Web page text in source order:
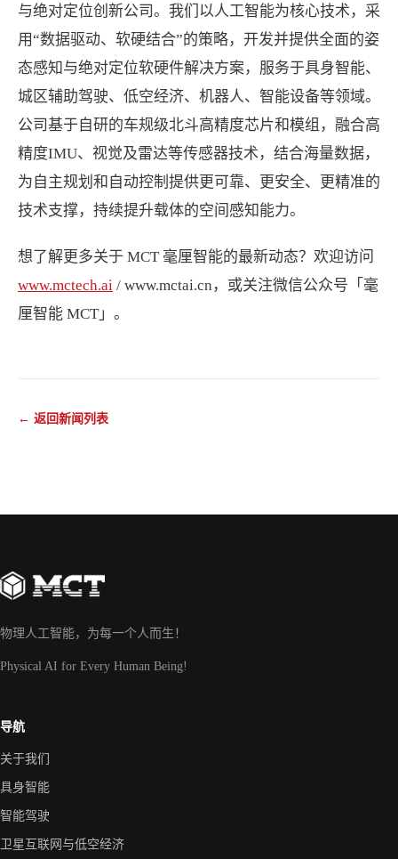
与绝对定位创新公司。我们以人工智能为核心技术，采
用“数据驱动、软硬结合”的策略，开发并提供全面的姿
态感知与绝对定位软硬件解决方案，服务于具身智能、
城区辅助驾驶、低空经济、机器人、智能设备等领域。
公司基于自研的车规级北斗高精度芯片和模组，融合高
精度IMU、视觉及雷达等传感器技术，结合海量数据，
为自主规划和自动控制提供更可靠、更安全、更精准的
技术支撑，持续提升载体的空间感知能力。
想了解更多关于 MCT 毫厘智能的最新动态？欢迎访问
www.mctech.ai / www.mctai.cn，或关注微信公众号「毫
厘智能 MCT」。
← 返回新闻列表
物理人工智能，为每一个人而生！
Physical AI for Every Human Being!
导航
关于我们
具身智能
智能驾驶
卫星互联网与低空经济